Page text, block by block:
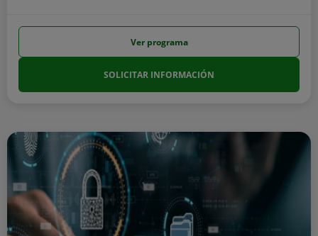
Ver programa
SOLICITAR INFORMACIÓN